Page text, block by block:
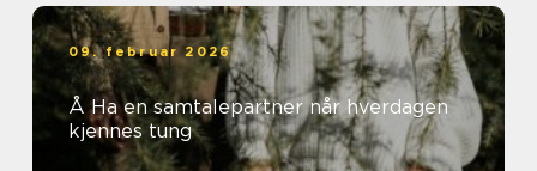
09. februar 2026
Å Ha en samtalepartner når hverdagen
kjennes tung